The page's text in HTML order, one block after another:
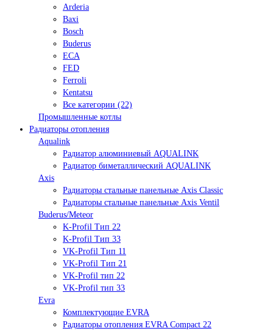
Arderia
Baxi
Bosch
Buderus
ECA
FED
Ferroli
Kentatsu
Все категории (22)
Промышленные котлы
Радиаторы отопления
Aqualink
Радиатор алюминиевый AQUALINK
Радиатор биметаллический AQUALINK
Axis
Радиаторы стальные панельные Axis Classic
Радиаторы стальные панельные Axis Ventil
Buderus/Meteor
K-Profil Тип 22
K-Profil Тип 33
VK-Profil Тип 11
VK-Profil Тип 21
VK-Profil тип 22
VK-Profil тип 33
Evra
Комплектующие EVRA
Радиаторы отопления EVRA Compact 22